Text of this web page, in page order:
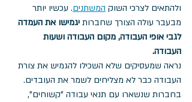
ולהתאים לצרכי השוק המשתנים. עכשיו יותר
מבעבר עולה הצורך שחברות יגמישו את העמדה
לגבי אופי העבודה, מקום העבודה ושעות
העבודה.
נראה שמעסיקים שלא השכילו להגמיש את צורת
העבודה כבר לא מצליחים לשמר את העובדים.
בחברות שנשארו עם תנאי עבודה "קשוחים",